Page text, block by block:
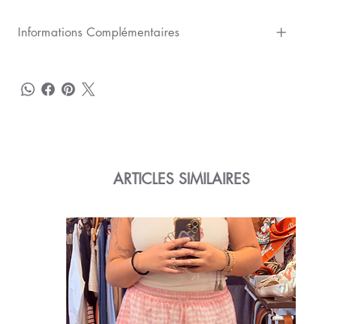
Informations Complémentaires
ARTICLES SIMILAIRES